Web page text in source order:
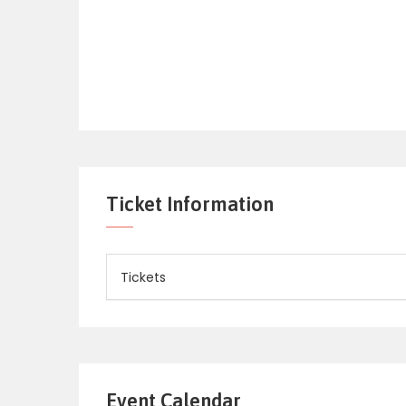
Ticket Information
Tickets
Event Calendar